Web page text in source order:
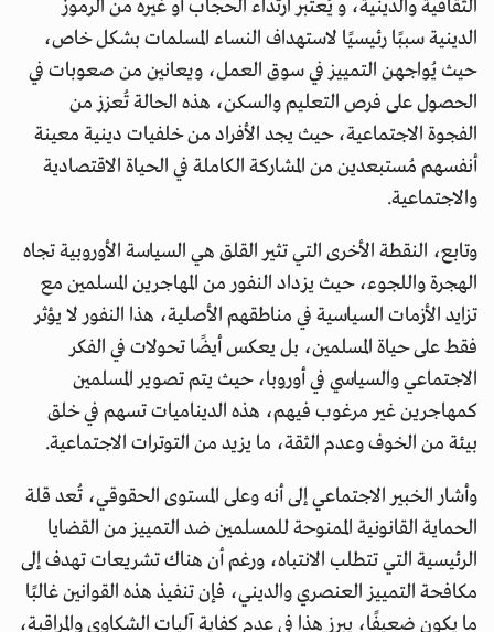
الثقافية والدينية، و يُعتبر ارتداء الحجاب أو غيره من الرموز
الدينية سببًا رئيسيًا لاستهداف النساء المسلمات بشكل خاص،
حيث يُواجهن التمييز في سوق العمل، ويعانين من صعوبات في
الحصول على فرص التعليم والسكن، هذه الحالة تُعزز من
الفجوة الاجتماعية، حيث يجد الأفراد من خلفيات دينية معينة
أنفسهم مُستبعدين من المشاركة الكاملة في الحياة الاقتصادية
والاجتماعية.
وتابع، النقطة الأخرى التي تثير القلق هي السياسة الأوروبية تجاه
الهجرة واللجوء، حيث يزداد النفور من المهاجرين المسلمين مع
تزايد الأزمات السياسية في مناطقهم الأصلية، هذا النفور لا يؤثر
فقط على حياة المسلمين، بل يعكس أيضًا تحولات في الفكر
الاجتماعي والسياسي في أوروبا، حيث يتم تصوير المسلمين
كمهاجرين غير مرغوب فيهم، هذه الديناميات تسهم في خلق
بيئة من الخوف وعدم الثقة، ما يزيد من التوترات الاجتماعية.
وأشار الخبير الاجتماعي إلى أنه وعلى المستوى الحقوقي، تُعد قلة
الحماية القانونية الممنوحة للمسلمين ضد التمييز من القضايا
الرئيسية التي تتطلب الانتباه، ورغم أن هناك تشريعات تهدف إلى
مكافحة التمييز العنصري والديني، فإن تنفيذ هذه القوانين غالبًا
ما يكون ضعيفًا، يبرز هذا في عدم كفاية آليات الشكاوى والمراقبة،